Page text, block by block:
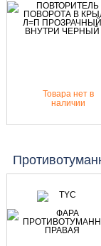
Товара нет в
наличии